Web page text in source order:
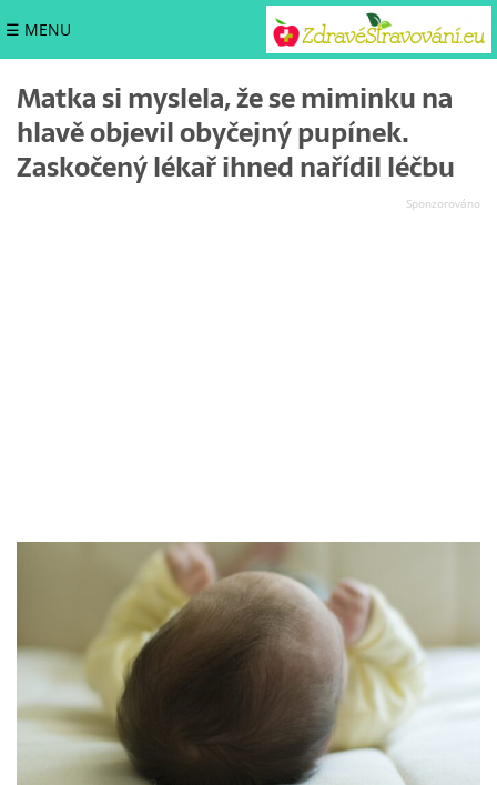
☰ MENU
Matka si myslela, že se miminku na
hlavě objevil obyčejný pupínek.
Zaskočený lékař ihned nařídil léčbu